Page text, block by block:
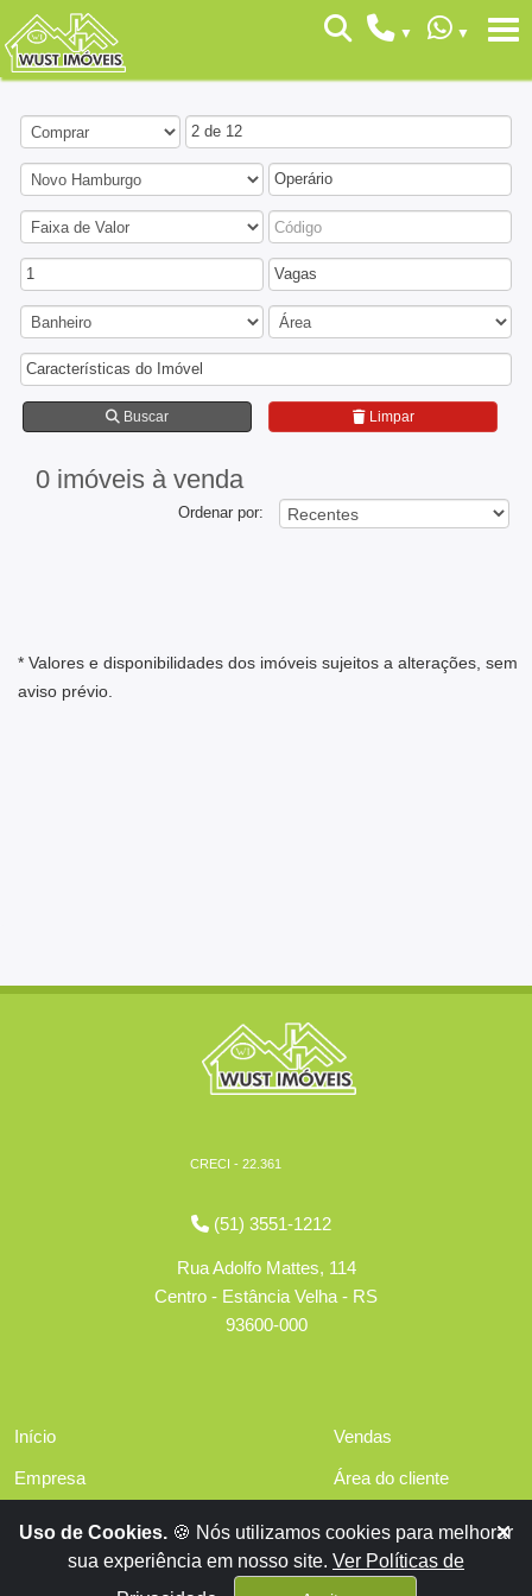
2 de 12
Operário
1 Vagas
Características do Imóvel
Buscar Limpar
0 imóveis à venda
Ordenar por:
* Valores e disponibilidades dos imóveis sujeitos a alterações, sem
aviso prévio.
CRECI - 22.361
(51) 3551-1212
Rua Adolfo Mattes, 114
Centro - Estância Velha - RS
93600-000
Início
Empresa
Financiamentos
Vendas
Área do cliente
Contato
Uso de Cookies. 🍪 Nós utilizamos cookies para melhorar
sua experiência em nosso site. Ver Políticas de